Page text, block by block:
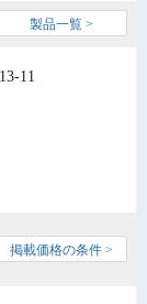
製品一覧 >
11
掲載価格の条件 >